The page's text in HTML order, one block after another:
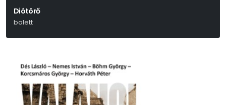
Diótörő
balett